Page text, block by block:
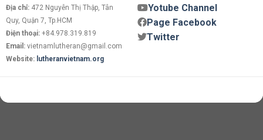
Địa chỉ: 472 Nguyễn Thị Thập, Tân
Quy, Quận 7, Tp.HCM
Điện thoại: +84.978.319.819
Email: vietnamlutheran@gmail.com
Website: lutheranvietnam.org
Yotube Channel
Page Facebook
Twitter